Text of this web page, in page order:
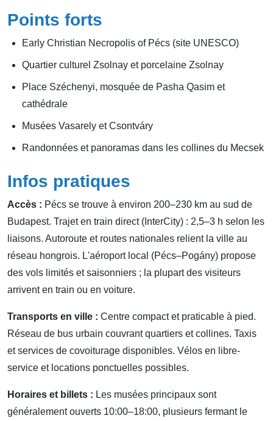
Points forts
Early Christian Necropolis of Pécs (site UNESCO)
Quartier culturel Zsolnay et porcelaine Zsolnay
Place Széchenyi, mosquée de Pasha Qasim et
cathédrale
Musées Vasarely et Csontváry
Randonnées et panoramas dans les collines du Mecsek
Infos pratiques
Accès : Pécs se trouve à environ 200–230 km au sud de
Budapest. Trajet en train direct (InterCity) : 2,5–3 h selon les
liaisons. Autoroute et routes nationales relient la ville au
réseau hongrois. L'aéroport local (Pécs–Pogány) propose
des vols limités et saisonniers ; la plupart des visiteurs
arrivent en train ou en voiture.
Transports en ville : Centre compact et praticable à pied.
Réseau de bus urbain couvrant quartiers et collines. Taxis
et services de covoiturage disponibles. Vélos en libre-
service et locations ponctuelles possibles.
Horaires et billets : Les musées principaux sont
généralement ouverts 10:00–18:00, plusieurs fermant le